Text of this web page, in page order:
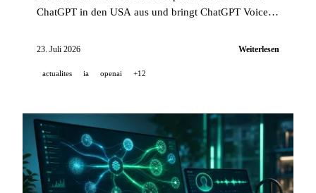
ChatGPT in den USA aus und bringt ChatGPT Voice
Video mit FLUX 3, GitHub setzt den Rahmen für
schließt sich der Genesis Mission des DOE an.
23. Juli 2026 Weiterlesen
actualites ia openai +12